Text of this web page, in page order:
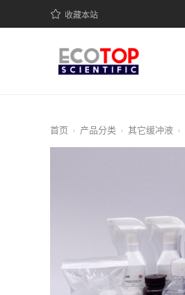
收藏本站
首页 产品分类 其它缓冲液